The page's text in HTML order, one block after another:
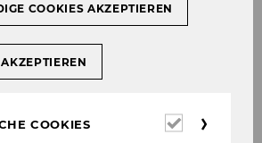
Symposium on
Transfer Pricing Conference,
21, 2020
VAT Case Law, January 22-
COOKIES AKZEPTIEREN
COOKIES